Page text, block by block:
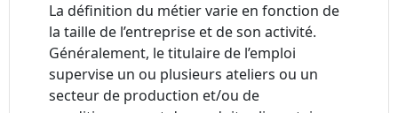
La définition du métier varie en fonction de
la taille de l’entreprise et de son activité.
Généralement, le titulaire de l’emploi
supervise un ou plusieurs ateliers ou un
secteur de production et/ou de